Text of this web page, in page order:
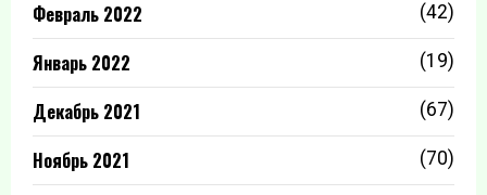
Февраль 2022 (42)
Январь 2022 (19)
Декабрь 2021 (67)
Ноябрь 2021 (70)